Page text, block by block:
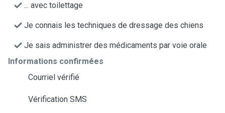
... avec toilettage
Je connais les techniques de dressage des chiens
Je sais administrer des médicaments par voie orale
Informations confirmées
Courriel vérifié
Vérification SMS